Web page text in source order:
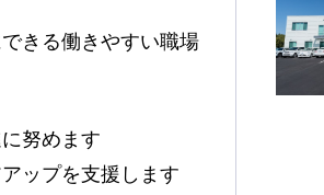
きる働きやすい職場
努めます
ップを支援します